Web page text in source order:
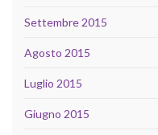
Settembre 2015
Agosto 2015
Luglio 2015
Giugno 2015